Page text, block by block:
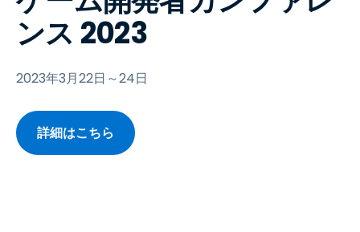
ンス 2023
2023年3月22日～24日
詳細はこちら